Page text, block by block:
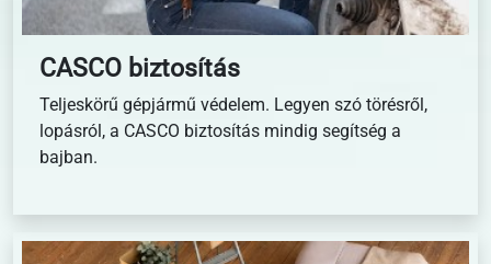
CASCO biztosítás
Teljeskörű gépjármű védelem. Legyen szó törésről,
lopásról, a CASCO biztosítás mindig segítség a
bajban.